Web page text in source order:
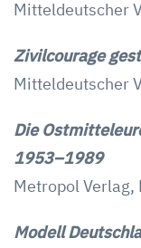
Mitteldeutscher
Zivilcourage
Mitteldeutscher
Die
1953–1989
Metropol
Modell